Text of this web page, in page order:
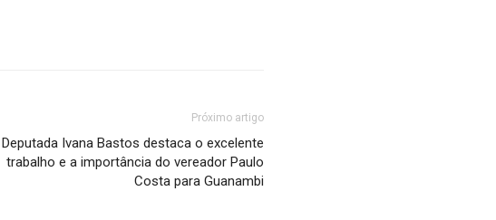
Próximo artigo
Deputada Ivana Bastos destaca o excelente
trabalho e a importância do vereador Paulo
Costa para Guanambi